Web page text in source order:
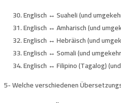
Englisch ↔ Suaheli (und
Englisch ↔ Amharisch (und
Englisch ↔ Hebräisch (und
Englisch ↔ Somali (und
Englisch ↔ Filipino (Tagalog)
5- Welche verschiedenen